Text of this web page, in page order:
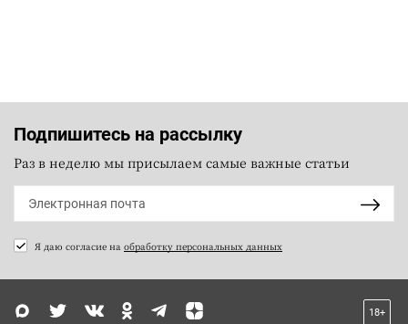
Подпишитесь на рассылку
Раз в неделю мы присылаем самые важные статьи
Я даю согласие на обработку персональных данных
18+